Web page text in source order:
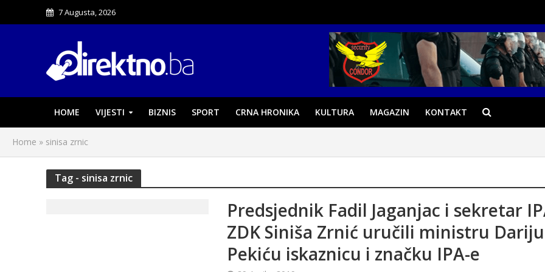
7 Augusta, 2026
HOME VIJESTI BIZNIS SPORT CRNA HRONIKA KULTURA MAGAZIN KONTAKT
Home » sinisa zrnic
Tag - sinisa zrnic
Predsjednik Fadil Jaganjac i sekretar
ZDK Siniša Zrnić uručili ministru Dariju
Pekiću iskaznicu i značku IPA-e